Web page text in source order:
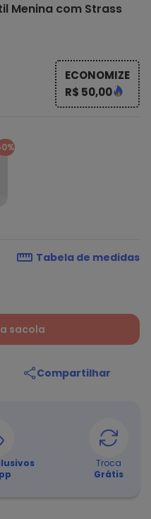
Menina com Strass
ECONOMIZE
R$ 50,00
Tabela de medidas
sacola
Compartilhar
Troca
Grátis